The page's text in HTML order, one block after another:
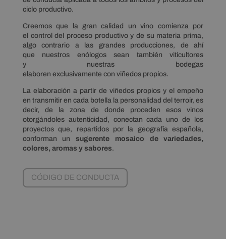
ciclo productivo.
Creemos que la gran calidad un vino comienza por
el control del proceso productivo y de su materia prima,
algo contrario a las grandes producciones, de ahí
que nuestros enólogos sean también viticultores
y nuestras bodegas
elaboren exclusivamente con viñedos propios.
La elaboración a partir de viñedos propios y el empeño
en transmitir en cada botella la personalidad del terroir, es
decir, de la zona de donde proceden esos vinos
otorgándoles autenticidad, conectan cada uno de los
proyectos que, repartidos por la geografía española,
conforman unsugerente mosaico de variedades,
colores, aromas y sabores.
CÓDIGO DE CONDUCTA